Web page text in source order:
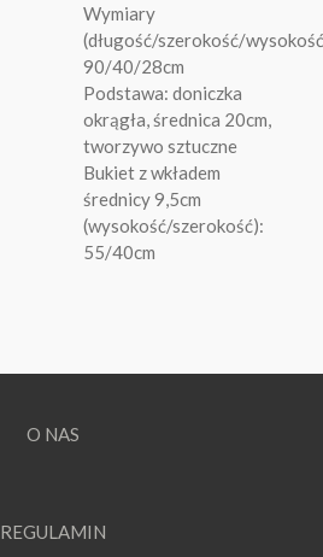
Wymiary
(długość/szerokość/
90/40/28cm
Podstawa: doniczka
okrągła, średnica 20cm,
tworzywo sztuczne
Bukiet z wkładem
średnicy 9,5cm
(wysokość/szerokość):
55/40cm
O NAS
REGULAMIN